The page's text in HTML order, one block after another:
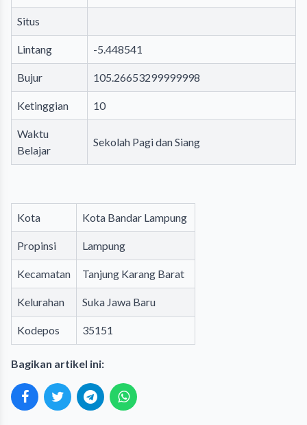
Situs
Lintang -5.448541
Bujur 105.26653299999998
Ketinggian 10
Waktu
Belajar
Sekolah Pagi dan Siang
Kota Kota Bandar Lampung
Propinsi Lampung
Kecamatan Tanjung Karang Barat
Kelurahan Suka Jawa Baru
Kodepos 35151
Bagikan artikel ini: